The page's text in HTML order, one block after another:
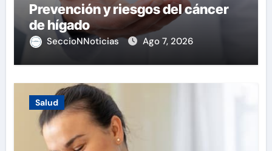
Prevención y riesgos del cáncer
de hígado
SeccioNNoticias Ago 7, 2026
Salud